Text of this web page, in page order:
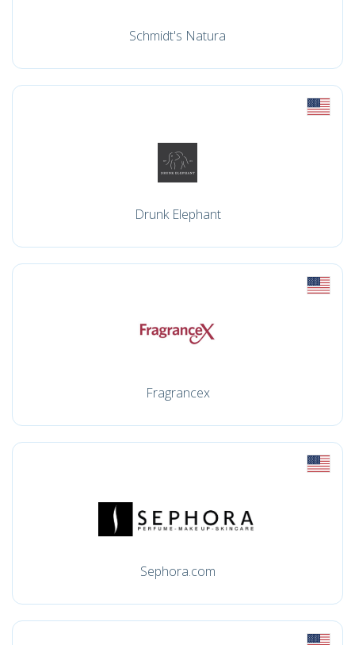
Schmidt's Natura
Drunk Elephant
Fragrancex
Sephora.com